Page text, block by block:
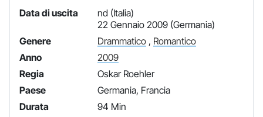
Data di uscita
nd (Italia)
22 Gennaio 2009 (Germania)
Genere
Drammatico, Romantico
Anno
2009
Regia
Oskar Roehler
Paese
Germania, Francia
Durata
94 Min